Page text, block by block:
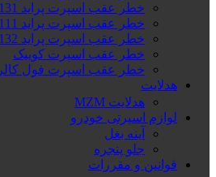
خطر عقب اسپرت پراید 131 و GTX
خطر عقب اسپرت پراید 111
خطر عقب اسپرت پراید 132
خطر عقب اسپرت کوییک
خطر عقب اسپرت فول کالر
هدلایت
هدلایت MZM
لوازم اسپرتی خودرو
آینه بغل
جلو پنجره
قوانین و مقررات